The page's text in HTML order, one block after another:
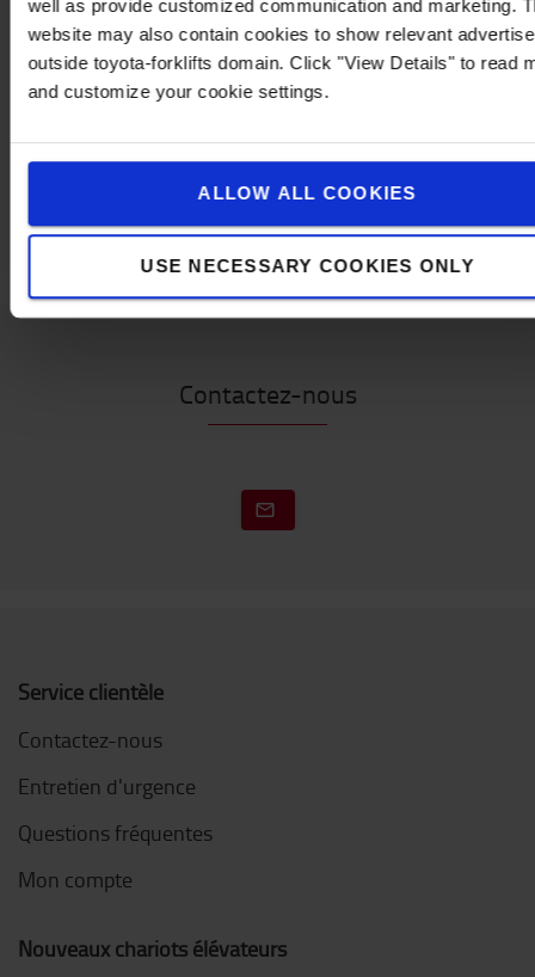
well as provide customized communication and marketing.
website may also contain cookies to show relevant
outside toyota-forklifts domain. Click "View Details" to read
and customize your cookie settings.
ALLOW ALL COOKIES
USE NECESSARY COOKIES ONLY
dans les conteneurs, lors du chargement des
camions ou dans les allées étroites des rayonnages.
Un contact "porte fermée" est disponible en option
*Remarque : veuillez toujours commander 1 pièce de
pivot (000-14-20IAP) pour rendre ce système
PilotProtector utilisable et complet.*
Contactez-nous
Service clientèle
Contactez-nous
Entretien d'urgence
Questions fréquentes
Mon compte
Nouveaux chariots élévateurs